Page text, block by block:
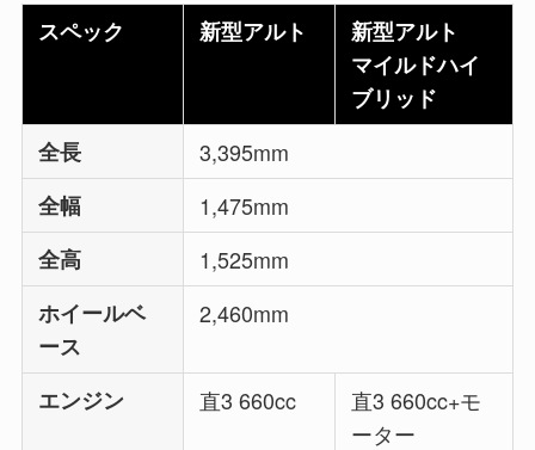
スペック 新型アルト
新型アルト
マイルドハイ
ブリッド
全長
3,395mm
全幅
1,475mm
全高
1,525mm
ホイールベ
ース
2,460mm
エンジン 直3 660cc
直3 660cc+モ
ーター